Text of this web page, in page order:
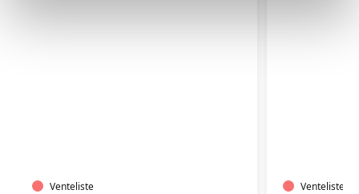
Venteliste
Venteliste